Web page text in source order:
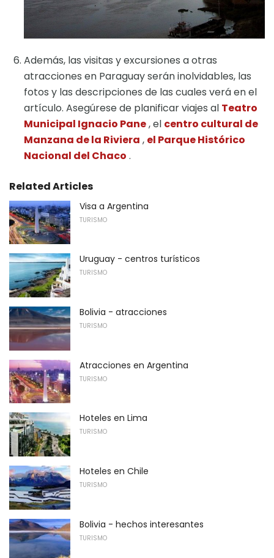
Además, las visitas y excursiones a otras
atracciones en Paraguay serán inolvidables, las
fotos y las descripciones de las cuales verá en el
artículo. Asegúrese de planificar viajes al Teatro
Municipal Ignacio Pane, el centro cultural de
Manzana de la Riviera , el Parque Histórico
Nacional del Chaco .
Related Articles
Visa a Argentina
TURISMO
Uruguay - centros turísticos
TURISMO
Bolivia - atracciones
TURISMO
Atracciones en Argentina
TURISMO
Hoteles en Lima
TURISMO
Hoteles en Chile
TURISMO
Bolivia - hechos interesantes
TURISMO